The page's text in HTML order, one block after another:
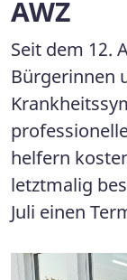
AWZ
Seit dem 12.
Bürgerinnen
helfern
letztmalig
Juli einen